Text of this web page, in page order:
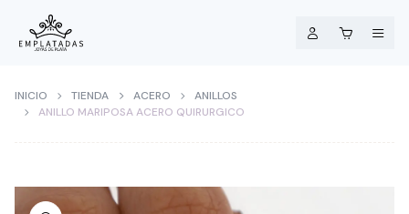
INICIO TIENDA ACERO
ANILLOS
ANILLO MARIPOSA ACERO QUIRURGICO